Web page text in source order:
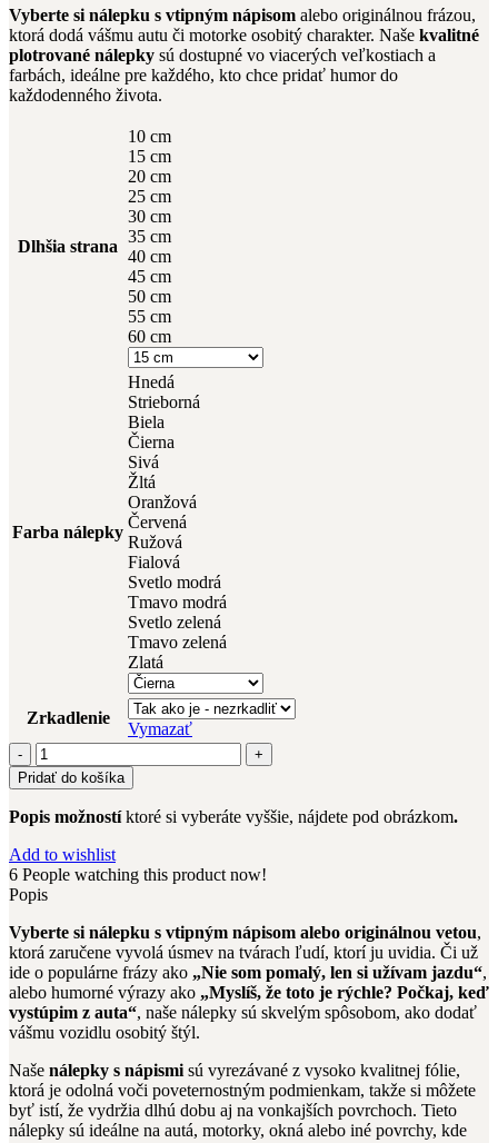
4,10 €
through
14,90 €
Vyberte si nálepku s vtipným nápisom alebo originálnou frázou,
ktorá dodá vášmu autu či motorke osobitý charakter. Naše kvalitné
plotrované nálepky sú dostupné vo viacerých veľkostiach a
farbách, ideálne pre každého, kto chce pridať humor do
každodenného života.
Dlhšia strana
10 cm
15 cm
20 cm
25 cm
30 cm
35 cm
40 cm
45 cm
50 cm
55 cm
60 cm
Farba nálepky
Hnedá
Strieborná
Biela
Čierna
Sivá
Žltá
Oranžová
Červená
Ružová
Fialová
Svetlo modrá
Tmavo modrá
Svetlo zelená
Tmavo zelená
Zlatá
Zrkadlenie
Vymazať
množstvo
nápisy
(6)
Pridať do košíka
Popis možnostíktoré si vyberáte vyššie, nájdete pod obrázkom.
Add to wishlist
6 People watching this product now!
Popis
Vyberte si nálepku s vtipným nápisom alebo originálnou vetou,
ktorá zaručene vyvolá úsmev na tvárach ľudí, ktorí ju uvidia. Či už
ide o populárne frázy ako „Nie som pomalý, len si užívam jazdu“,
alebo humorné výrazy ako „Myslíš, že toto je rýchle? Počkaj, keď
vystúpim z auta“, naše nálepky sú skvelým spôsobom, ako dodať
vášmu vozidlu osobitý štýl.
Naše nálepky s nápismi sú vyrezávané z vysoko kvalitnej fólie,
ktorá je odolná voči poveternostným podmienkam, takže si môžete
byť istí, že vydržia dlhú dobu aj na vonkajších povrchoch. Tieto
nálepky sú ideálne na autá, motorky, okná alebo iné povrchy, kde